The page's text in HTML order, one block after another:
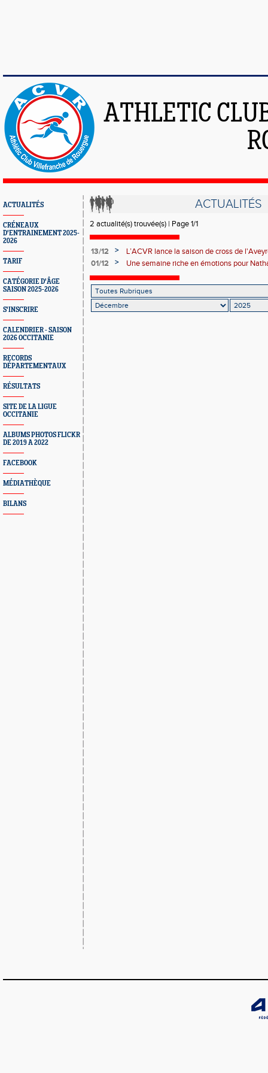
ATHLETIC
ACTUALITÉS
CRÉNEAUX
D'ENTRAINEMENT 2025-
2026
TARIF
CATÉGORIE D'ÂGE
SAISON 2025-2026
S'INSCRIRE
CALENDRIER - SAISON
2026 OCCITANIE
RECORDS
DÉPARTEMENTAUX
RÉSULTATS
SITE DE LA LIGUE
OCCITANIE
ALBUMS PHOTOS FLICKR
DE 2019 A 2022
FACEBOOK
MÉDIATHÈQUE
BILANS
ACTUALITÉS
2 actualité(s) trouvée(s) | Page 1/1
13/12 >
L’ACVR lance la saison de cross de
01/12
>
Une semaine riche en émotions pour